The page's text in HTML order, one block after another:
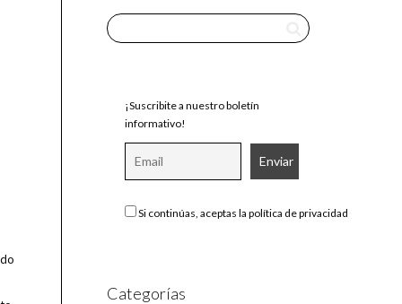
¡Suscribite a nuestro boletín
informativo!
Si continúas, aceptas la política de privacidad
Categorías